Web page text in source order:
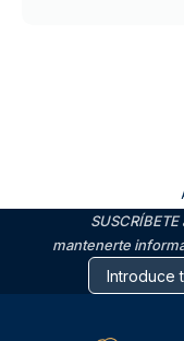
mantenerte